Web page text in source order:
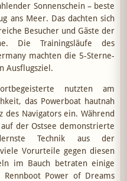
Sonnenschein – beste
ans Meer. Das dachten sich
Besucher und Gäste der
Die Trainingsläufe des
machten die 5-Sterne-
Ausflugsziel.
nutzten am
das Powerboat hautnah
Navigators ein. Während
der Ostsee demonstrierte
Technik aus der
Vorurteile gegen diesen
im Bauch betraten einige
Power of Dreams